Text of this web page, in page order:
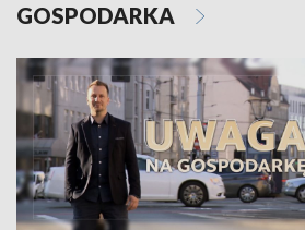
GOSPODARKA